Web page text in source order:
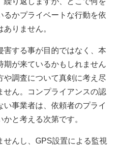
るかプライベートな行動を依
りません。
害する事が目的ではなく、本
が来ているかもしれません
や調査について真剣に考え尽
せん。コンプライアンスの認
事業者は、依頼者のプライ
と考える次第です。
んし、GPS設置による監視